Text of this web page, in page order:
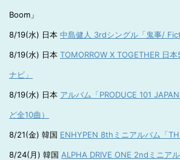
Boom」
8/19(水) 日本 中島健人 3rdシングル「鬼事/
8/19(水) 日本 TOMORROW X TOGETHER 日
ナビ」
8/19(水) 日本 アルバム「PRODUCE 101
ど全10曲）
8/21(金) 韓国 ENHYPEN 8thミニアルバム「
8/24(月) 韓国 ALPHA DRIVE ONE 2ndミニア